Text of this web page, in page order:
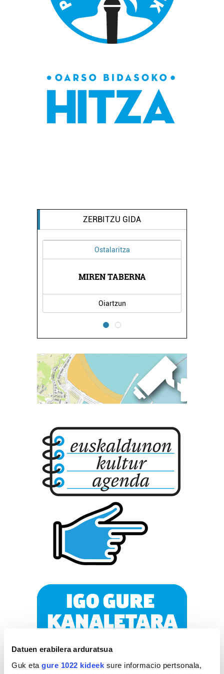
Datuen erabilera arduratsua
Guk eta gure 1022 kideek sure informacio pertsonala,
ZERBITZU GIDA
Ostalaritza
MIREN TABERNA
Oiartzun